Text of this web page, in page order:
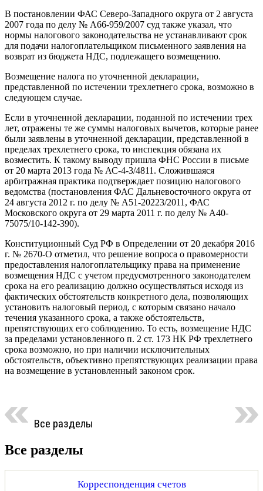
В постановлении ФАС Северо-Западного округа от 2 августа
2007 года по делу № А66-959/2007 суд также указал, что
нормы налогового законодательства не устанавливают срок
для подачи налогоплательщиком письменного заявления на
возврат из бюджета НДС, подлежащего возмещению.
Возмещение налога по уточненной декларации,
представленной по истечении трехлетнего срока, возможно в
следующем случае.
Если в уточненной декларации, поданной по истечении трех
лет, отражены те же суммы налоговых вычетов, которые ранее
были заявлены в уточненной декларации, представленной в
пределах трехлетнего срока, то инспекция обязана их
возместить. К такому выводу пришла ФНС России в письме
от 20 марта 2013 года № АС-4-3/4811. Сложившаяся
арбитражная практика подтверждает позицию налогового
ведомства (постановления ФАС Дальневосточного округа от
24 августа 2012 г. по делу № А51-20223/2011, ФАС
Московского округа от 29 марта 2011 г. по делу № А40-
75075/10-142-390).
Конституционный Суд РФ в Определении от 20 декабря 2016
г. № 2670-О отметил, что решение вопроса о правомерности
предоставления налогоплательщику права на применение
возмещения НДС с учетом предусмотренного законодателем
срока на его реализацию должно осуществляться исходя из
фактических обстоятельств конкретного дела, позволяющих
установить налоговый период, с которым связано начало
течения указанного срока, а также обстоятельств,
препятствующих его соблюдению. То есть, возмещение НДС
за пределами установленного п. 2 ст. 173 НК РФ трехлетнего
срока возможно, но при наличии исключительных
обстоятельств, объективно препятствующих реализации права
на возмещение в установленный законом срок.
Все разделы
Все разделы
Корреспонденция счетов